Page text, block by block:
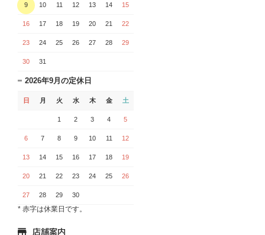
9 10 11 12 13 14 15
16 17 18 19 20 21 22
23 24 25 26 27 28 29
30 31
2026年9月の定休日
日 月 火 水 木 金 土
1 2 3 4 5
6 7 8 9 10 11 12
13 14 15 16 17 18 19
20 21 22 23 24 25 26
27 28 29 30
* 赤字は休業日です。